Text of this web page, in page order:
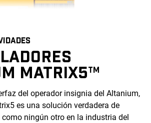
MATRIX5TM
del operador insignia del Altanium,
es una solución verdadera de
ningún otro en la industria del